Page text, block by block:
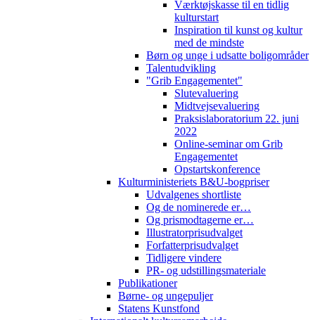
Værktøjskasse til en tidlig
kulturstart
Inspiration til kunst og kultur
med de mindste
Børn og unge i udsatte boligområder
Talentudvikling
"Grib Engagementet"
Slutevaluering
Midtvejsevaluering
Praksislaboratorium 22. juni
2022
Online-seminar om Grib
Engagementet
Opstartskonference
Kulturministeriets B&U-bogpriser
Udvalgenes shortliste
Og de nominerede er…
Og prismodtagerne er…
Illustratorprisudvalget
Forfatterprisudvalget
Tidligere vindere
PR- og udstillingsmateriale
Publikationer
Børne- og ungepuljer
Statens Kunstfond